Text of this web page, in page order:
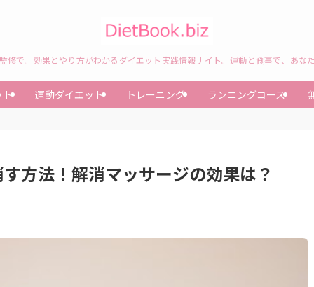
修で。効果とやり方がわかるダイエット実践情報サイト。運動と食事で、あな
ト 運動ダイエット トレーニング ランニングコース
方法！解消マッサージの効果は？